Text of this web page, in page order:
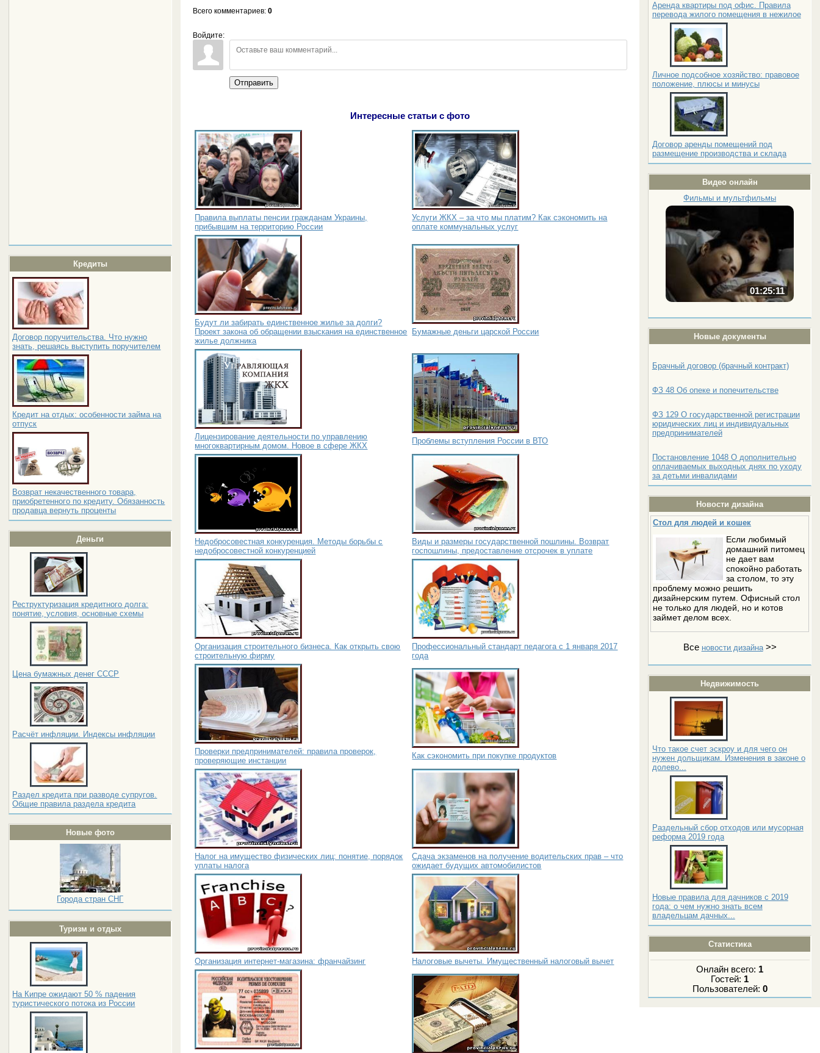
Кредиты
Договор поручительства. Что нужно
знать, решаясь выступить поручителем
Кредит на отдых: особенности займа на
отпуск
Возврат некачественного товара,
приобретенного по кредиту. Обязанность
продавца вернуть проценты
Деньги
Реструктуризация кредитного долга:
понятие, условия, основные схемы
Цена бумажных денег СССР
Расчёт инфляции. Индексы инфляции
Раздел кредита при разводе супругов.
Общие правила раздела кредита
Новые фото
Города стран СНГ
Туризм и отдых
На Кипре ожидают 50 % падения
туристического потока из России
Аренда квартиры под офис. Правила
перевода жилого помещения в нежилое
Личное подсобное хозяйство: правовое
положение, плюсы и минусы
Договор аренды помещений под
размещение производства и склада
Видео онлайн
Фильмы и мультфильмы
01:25:11
Новые документы
Брачный договор (брачный контракт)
ФЗ 48 Об опеке и попечительстве
ФЗ 129 О государственной регистрации
юридических лиц и индивидуальных
предпринимателей
Постановление 1048 О дополнительно
оплачиваемых выходных днях по уходу
за детьми инвалидами
Новости дизайна
Стол для людей и кошек
Если любимый
домашний питомец
не дает вам
спокойно работать
за столом, то эту
проблему можно решить
дизайнерским путем. Офисный стол
не только для людей, но и котов
займет делом всех.
Все новости дизайна>>
Недвижимость
Что такое счет эскроу и для чего он
нужен дольщикам. Изменения в законе о
долево...
Раздельный сбор отходов или мусорная
реформа 2019 года
Новые правила для дачников с 2019
года: о чем нужно знать всем
владельцам дачных...
Статистика
Онлайн всего: 1
Гостей: 1
Пользователей: 0
Всего комментариев:0
Войдите:
Отправить
Интересные статьи с фото
Правила выплаты пенсии гражданам Украины,
прибывшим на территорию России
Услуги ЖКХ – за что мы платим? Как сэкономить на
оплате коммунальных услуг
Будут ли забирать единственное жилье за долги?
Проект закона об обращении взыскания на единственное
жилье должника
Бумажные деньги царской России
Лицензирование деятельности по управлению
многоквартирным домом. Новое в сфере ЖКХ
Проблемы вступления России в ВТО
Недобросовестная конкуренция. Методы борьбы с
недобросовестной конкуренцией
Виды и размеры государственной пошлины. Возврат
госпошлины, предоставление отсрочек в уплате
Организация строительного бизнеса. Как открыть свою
строительную фирму
Профессиональный стандарт педагога с 1 января 2017
года
Проверки предпринимателей: правила проверок,
проверяющие инстанции
Как сэкономить при покупке продуктов
Налог на имущество физических лиц: понятие, порядок
уплаты налога
Сдача экзаменов на получение водительских прав – что
ожидает будущих автомобилистов
Организация интернет-магазина: франчайзинг Налоговые вычеты. Имущественный налоговый вычет